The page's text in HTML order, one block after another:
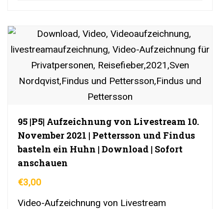
95 |P5| Aufzeichnung von Livestream 10.
November 2021 | Pettersson und Findus
basteln ein Huhn | Download | Sofort
anschauen
€3,00
Video-Aufzeichnung von Livestream